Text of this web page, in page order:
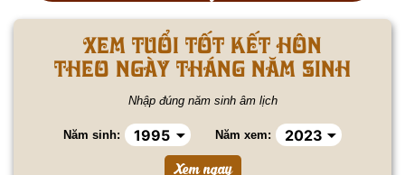
XEM TUỔI TỐT KẾT HÔN
THEO NGÀY THÁNG NĂM SINH
Nhập đúng năm sinh âm lịch
Năm sinh: Năm xem: